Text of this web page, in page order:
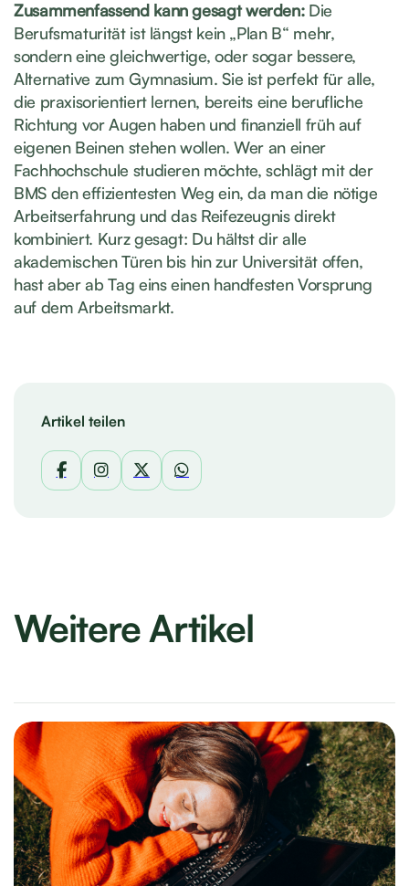
Zusammenfassend kann gesagt werden:Die
Berufsmaturität ist längst kein „Plan B“ mehr,
sondern eine gleichwertige, oder sogar bessere,
Alternative zum Gymnasium. Sie ist perfekt für alle,
die praxisorientiert lernen, bereits eine berufliche
Richtung vor Augen haben und finanziell früh auf
eigenen Beinen stehen wollen. Wer an einer
Fachhochschule studieren möchte, schlägt mit der
BMS den effizientesten Weg ein, da man die nötige
Arbeitserfahrung und das Reifezeugnis direkt
kombiniert. Kurz gesagt: Du hältst dir alle
akademischen Türen bis hin zur Universität offen,
hast aber ab Tag eins einen handfesten Vorsprung
auf dem Arbeitsmarkt.
Artikel teilen
Weitere Artikel